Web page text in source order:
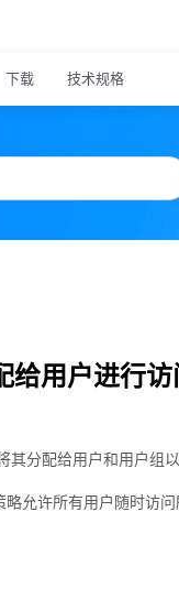
下载 技术规格
给用户进行访
分配给用户和用户组
略允许所有用户随时访